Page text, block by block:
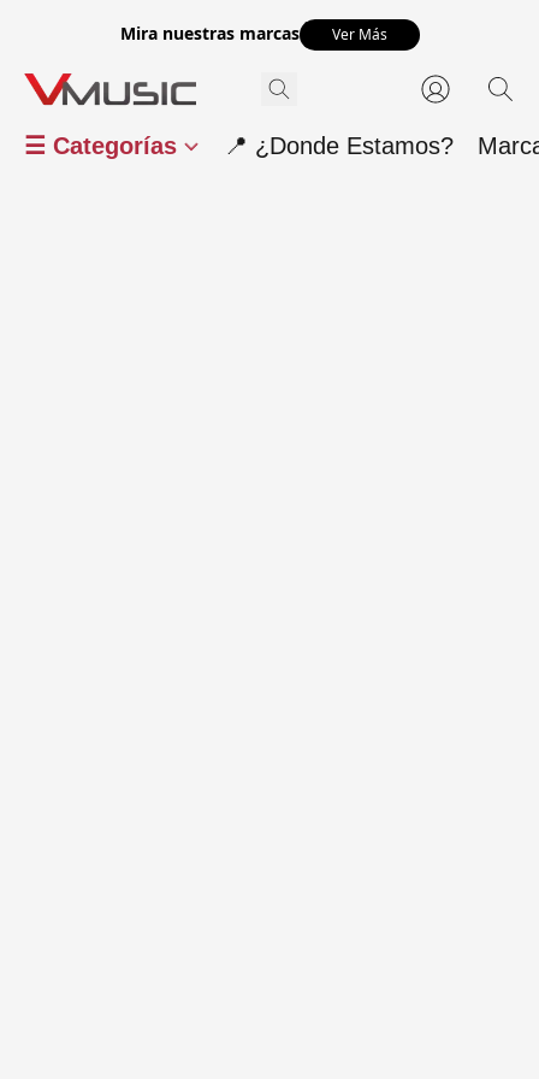
Mira nuestras marcas Ver Más
☰ Categorías 📍 ¿Donde Estamos?